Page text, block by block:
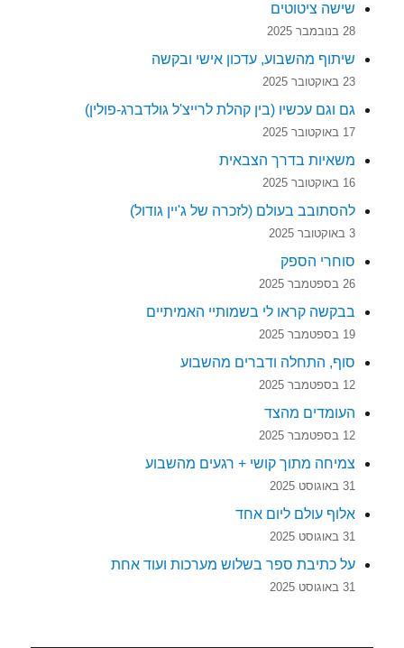
שישה ציטוטים
28 בנובמבר 2025
שיתוף מהשבוע, עדכון אישי ובקשה
23 באוקטובר 2025
גם וגם עכשיו (בין קהלת לרייצ'ל גולדברג-פולין)
17 באוקטובר 2025
משאיות בדרך הצבאית
16 באוקטובר 2025
להסתובב בעולם (לזכרה של ג'יין גודול)
3 באוקטובר 2025
סוחרי הספק
26 בספטמבר 2025
בבקשה קראו לי בשמותיי האמיתיים
19 בספטמבר 2025
סוף, התחלה ודברים מהשבוע
12 בספטמבר 2025
העומדים מהצד
12 בספטמבר 2025
צמיחה מתוך קושי + רגעים מהשבוע
31 באוגוסט 2025
אלוף עולם ליום אחד
31 באוגוסט 2025
על כתיבת ספר בשלוש מערכות ועוד אחת
31 באוגוסט 2025